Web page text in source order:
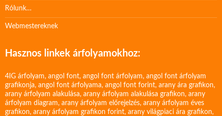
Rólunk…
Webmestereknek
Hasznos linkek árfolyamokhoz:
4IG árfolyam, angol font, angol font árfolyam, angol font árfolyam
grafikonja, angol font árfolyama, angol font forint, arany ára grafikon,
arany árfolyam alakulása, arany árfolyam alakulása grafikon, arany
árfolyam diagram, arany árfolyam előrejelzés, arany árfolyam éves
grafikon, arany árfolyam grafikon forint, arany világpiaci ára grafikon,